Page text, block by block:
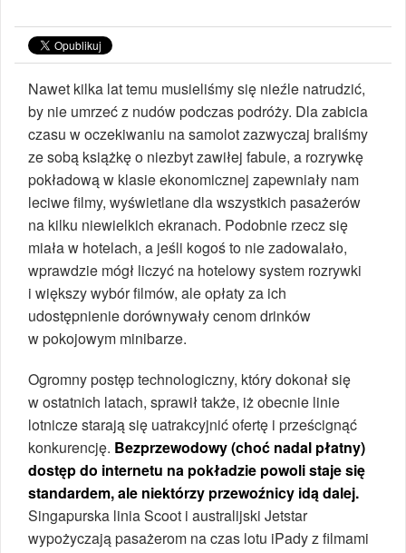
Nawet kilka lat temu musieliśmy się nieźle natrudzić,
by nie umrzeć z nudów podczas podróży. Dla zabicia
czasu w oczekiwaniu na samolot zazwyczaj braliśmy
ze sobą książkę o niezbyt zawiłej fabule, a rozrywkę
pokładową w klasie ekonomicznej zapewniały nam
leciwe filmy, wyświetlane dla wszystkich pasażerów
na kilku niewielkich ekranach. Podobnie rzecz się
miała w hotelach, a jeśli kogoś to nie zadowalało,
wprawdzie mógł liczyć na hotelowy system rozrywki
i większy wybór filmów, ale opłaty za ich
udostępnienie dorównywały cenom drinków
w pokojowym minibarze.
Ogromny postęp technologiczny, który dokonał się
w ostatnich latach, sprawił także, iż obecnie linie
lotnicze starają się uatrakcyjnić ofertę i prześcignąć
konkurencję. Bezprzewodowy (choć nadal płatny)
dostęp do internetu na pokładzie powoli staje się
standardem, ale niektórzy przewoźnicy idą dalej.
Singapurska linia Scoot i australijski Jetstar
wypożyczają pasażerom na czas lotu iPady z filmami